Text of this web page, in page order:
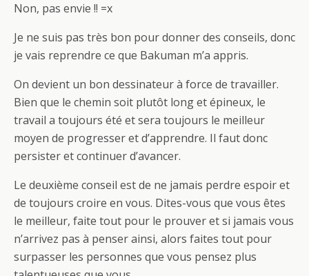
Non, pas envie !! =x
Je ne suis pas très bon pour donner des conseils, donc
je vais reprendre ce que Bakuman m’a appris.
On devient un bon dessinateur à force de travailler.
Bien que le chemin soit plutôt long et épineux, le
travail a toujours été et sera toujours le meilleur
moyen de progresser et d’apprendre. Il faut donc
persister et continuer d’avancer.
Le deuxième conseil est de ne jamais perdre espoir et
de toujours croire en vous. Dites-vous que vous êtes
le meilleur, faite tout pour le prouver et si jamais vous
n’arrivez pas à penser ainsi, alors faites tout pour
surpasser les personnes que vous pensez plus